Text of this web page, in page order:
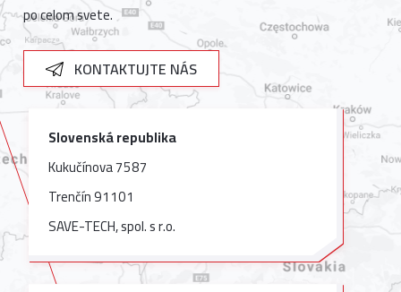
po celom svete.
KONTAKTUJTE NÁS
Slovenská republika
Kukučínova 7587
Trenčín 91101
SAVE-TECH, spol. s r.o.